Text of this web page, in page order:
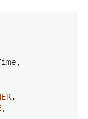
,
,